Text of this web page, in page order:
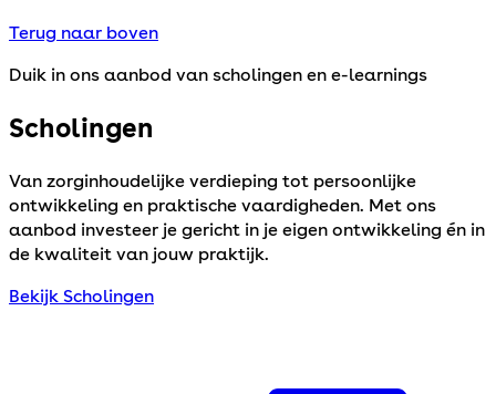
Terug naar boven
Duik in ons aanbod van scholingen en e-learnings
Scholingen
Van zorginhoudelijke verdieping tot persoonlijke
ontwikkeling en praktische vaardigheden. Met ons
aanbod investeer je gericht in je eigen ontwikkeling én in
de kwaliteit van jouw praktijk.
Bekijk Scholingen